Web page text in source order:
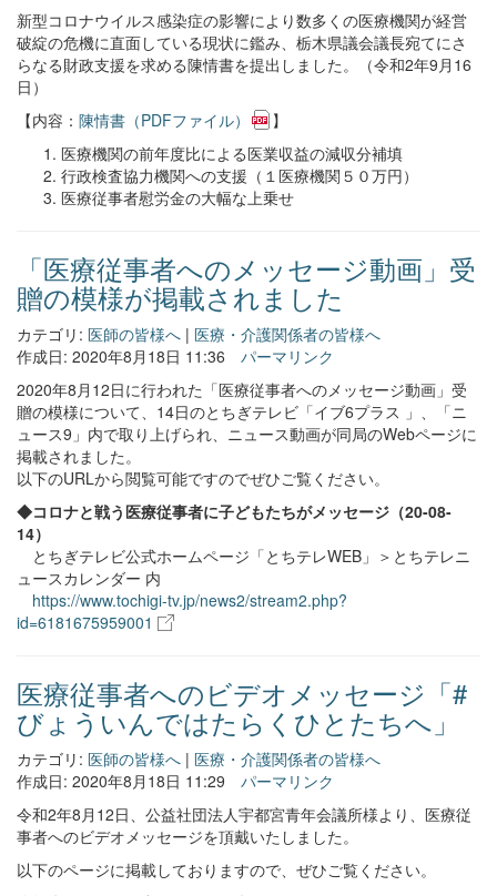
新型コロナウイルス感染症の影響により数多くの医療機関が経営
破綻の危機に直面している現状に鑑み、栃木県議会議長宛てにさ
らなる財政支援を求める陳情書を提出しました。（令和2年9月16
日）
【内容： 陳情書（PDFファイル）
】
医療機関の前年度比による医業収益の減収分補填
行政検査協力機関への支援（１医療機関５０万円）
医療従事者慰労金の大幅な上乗せ
「医療従事者へのメッセージ動画」受
贈の模様が掲載されました
カテゴリ: 医師の皆様へ | 医療・介護関係者の皆様へ
作成日: 2020年8月18日 11:36
パーマリンク
2020年8月12日に行われた「医療従事者へのメッセージ動画」受
贈の模様について、14日のとちぎテレビ「イブ6プラス 」、「ニ
ュース9」内で取り上げられ、ニュース動画が同局のWebページに
掲載されました。
以下のURLから閲覧可能ですのでぜひご覧ください。
◆コロナと戦う医療従事者に子どもたちがメッセージ（20-08-
14）
とちぎテレビ公式ホームページ「とちテレWEB」＞とちテレニ
ュースカレンダー 内
https://www.tochigi-tv.jp/news2/stream2.php?
id=6181675959001
医療従事者へのビデオメッセージ「#
びょういんではたらくひとたちへ」
カテゴリ: 医師の皆様へ | 医療・介護関係者の皆様へ
作成日: 2020年8月18日 11:29
パーマリンク
令和2年8月12日、公益社団法人宇都宮青年会議所様より、医療従
事者へのビデオメッセージを頂戴いたしました。
以下のページに掲載しておりますので、ぜひご覧ください。